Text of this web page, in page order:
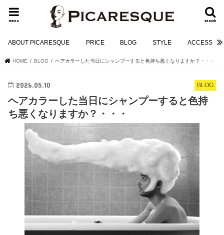
search
menu
ABOUT PICARESQUE PRICE BLOG STYLE ACCESS
HOME BLOG ヘアカラーした当日にシャンプーすると色持ち悪くなりますか？・・・
BLOG
2026.05.10
ヘアカラーした当日にシャンプーすると色持
ち悪くなりますか？・・・